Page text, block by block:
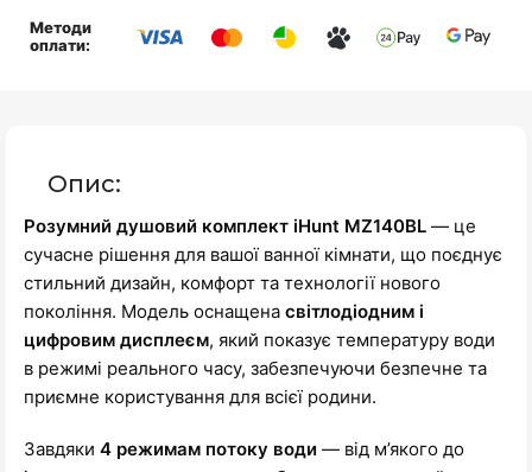
Методи
оплати:
Опис:
Розумний душовий комплект iHunt MZ140BL — це
сучасне рішення для вашої ванної кімнати, що поєднує
стильний дизайн, комфорт та технології нового
покоління. Модель оснащена світлодіодним і
цифровим дисплеєм, який показує температуру води
в режимі реального часу, забезпечуючи безпечне та
приємне користування для всієї родини.
Завдяки 4 режимам потоку води — від м’якого до